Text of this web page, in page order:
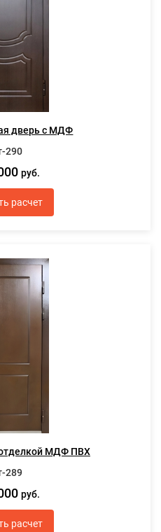
дверь с МДФ
290
руб.
расчет
МДФ ПВХ
289
руб.
расчет